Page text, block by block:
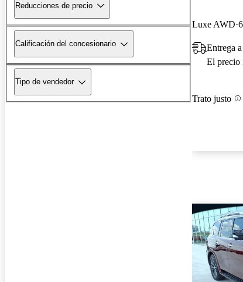
Reducciones de precio
Calificación del concesionario
Tipo de vendedor
Luxe AWD
Entrega
El precio
Trato justo